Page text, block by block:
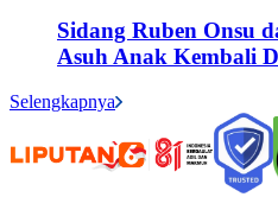
Sidang Ruben Onsu
Asuh Anak Kembali
Selengkapnya